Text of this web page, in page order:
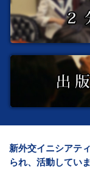
新外交イニシアテ
られ、活動していま